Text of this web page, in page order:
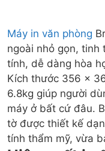
Máy in văn phòng
ngoài nhỏ gọn, tinh
tính, dễ dàng hòa
Kích thước 356 x
6.8kg giúp người
máy ở bất cứ đâu.
tờ được thiết kế